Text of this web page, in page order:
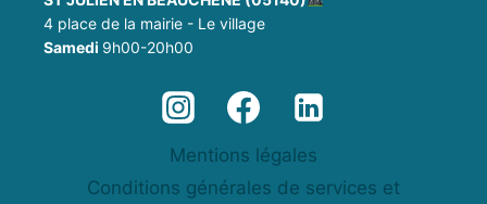
4 place de la mairie - Le village
Samedi 9h00-20h00
Mentions légales
Conditions générales de services et